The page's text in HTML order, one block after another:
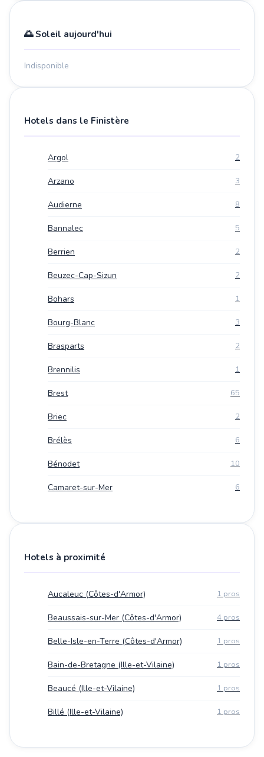
🌅 Soleil aujourd'hui
Indisponible
Hotels dans le Finistère
Argol 2
Arzano 3
Audierne 8
Bannalec 5
Berrien 2
Beuzec-Cap-Sizun 2
Bohars 1
Bourg-Blanc 3
Brasparts 2
Brennilis 1
Brest 65
Briec 2
Brélès 6
Bénodet 10
Camaret-sur-Mer 6
Hotels à proximité
Aucaleuc (Côtes-d'Armor) 1 pros
Beaussais-sur-Mer (Côtes-d'Armor) 4 pros
Belle-Isle-en-Terre (Côtes-d'Armor) 1 pros
Bain-de-Bretagne (Ille-et-Vilaine) 1 pros
Beaucé (Ille-et-Vilaine) 1 pros
Billé (Ille-et-Vilaine) 1 pros